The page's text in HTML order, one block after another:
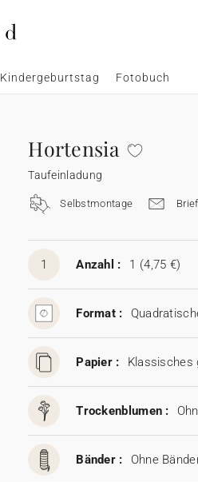
Kindergeburtstag Fotobuch
Hortensia
Taufeinladung
Selbstmontage
1 Anzahl : 1 (4,75 €)
Format :
Papier : Klassisches
Trockenblumen :
Bänder : Ohne